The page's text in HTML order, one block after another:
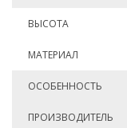
ВЫСОТА
МАТЕРИАЛ
ОСОБЕННОСТЬ
ПРОИЗВОДИТЕЛЬ